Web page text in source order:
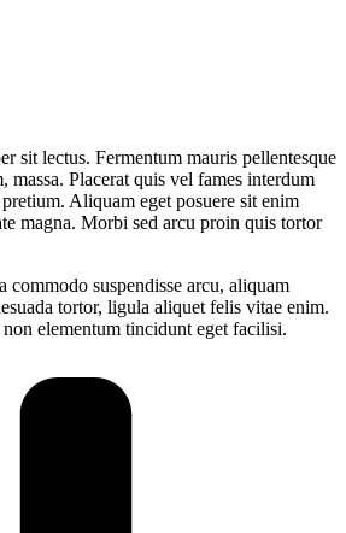
sit lectus. Fermentum mauris pellentesque
massa. Placerat quis vel fames interdum
Aliquam eget posuere sit enim
magna. Morbi sed arcu proin quis tortor
commodo suspendisse arcu, aliquam
tortor, ligula aliquet felis vitae enim.
elementum tincidunt eget facilisi.